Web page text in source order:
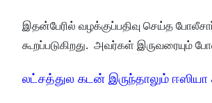
இதன்பேரில் வழக்குப்பதிவு செய்த
கூறப்படுகிறது. அவர்கள் இருவரையும்
லட்சத்துல கடன் இருந்தாலும் ஈஸியா